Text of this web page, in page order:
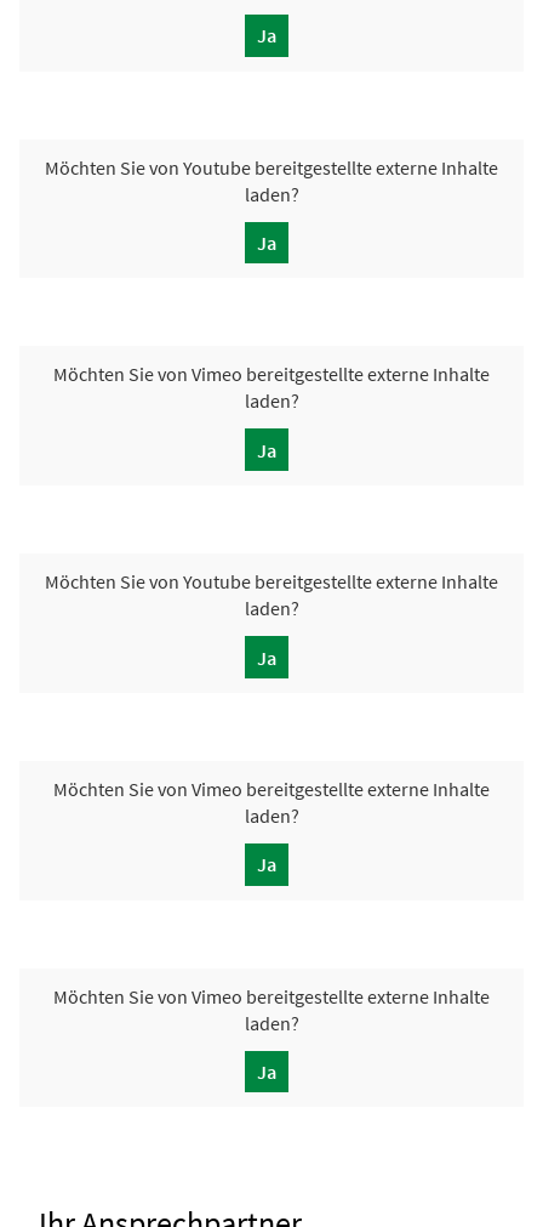
Ja
Möchten Sie von Youtube bereitgestellte externe Inhalte
laden?
Ja
Möchten Sie von Vimeo bereitgestellte externe Inhalte
laden?
Ja
Möchten Sie von Youtube bereitgestellte externe Inhalte
laden?
Ja
Möchten Sie von Vimeo bereitgestellte externe Inhalte
laden?
Ja
Möchten Sie von Vimeo bereitgestellte externe Inhalte
laden?
Ja